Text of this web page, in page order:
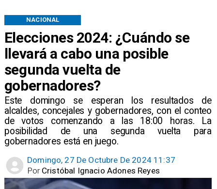
Elecciones 2024: ¿Cuándo se
llevará a cabo una posible
segunda vuelta de
gobernadores?
​Este domingo se esperan los resultados de
alcaldes, concejales y gobernadores, con el conteo
de votos comenzando a las 18:00 horas. La
posibilidad de una segunda vuelta para
gobernadores está en juego.
NACIONAL
Domingo, 27 De Octubre De 2024 11:37
Cristóbal Ignacio Adones Reyes
Por